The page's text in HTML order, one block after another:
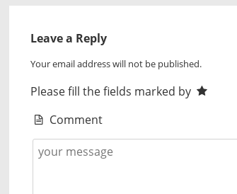
Leave a Reply
Your email address will not be published.
Please fill the fields marked by
Comment